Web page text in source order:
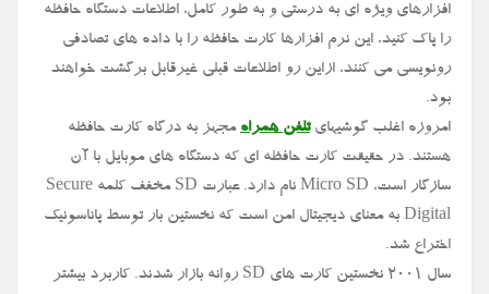
افزارهای ویژه ای به درستی و به طور کامل، اطلاعات دستگاه حافظه
را پاک کنید، این نرم افزارها کارت حافظه را با داده های تصادفی
رونویسی می کنند، ازاین رو اطلاعات قبلی غیرقابل برگشت خواهند
بود.
امروزه اغلب گوشیهایتلفن همراهمجهز به درگاه کارت حافظه
هستند. در حقیقت کارت حافظه ای که دستگاه های موبایل با آن
سازگار است، Micro SD نام دارد. عبارت SD مخفف کلمه Secure
Digital به معنای دیجیتال امن است که نخستین بار توسط پاناسونیک
اختراع شد.
سال ۲۰۰۱ نخستین کارت های SD روانه بازار شدند. کاربرد بیشتر